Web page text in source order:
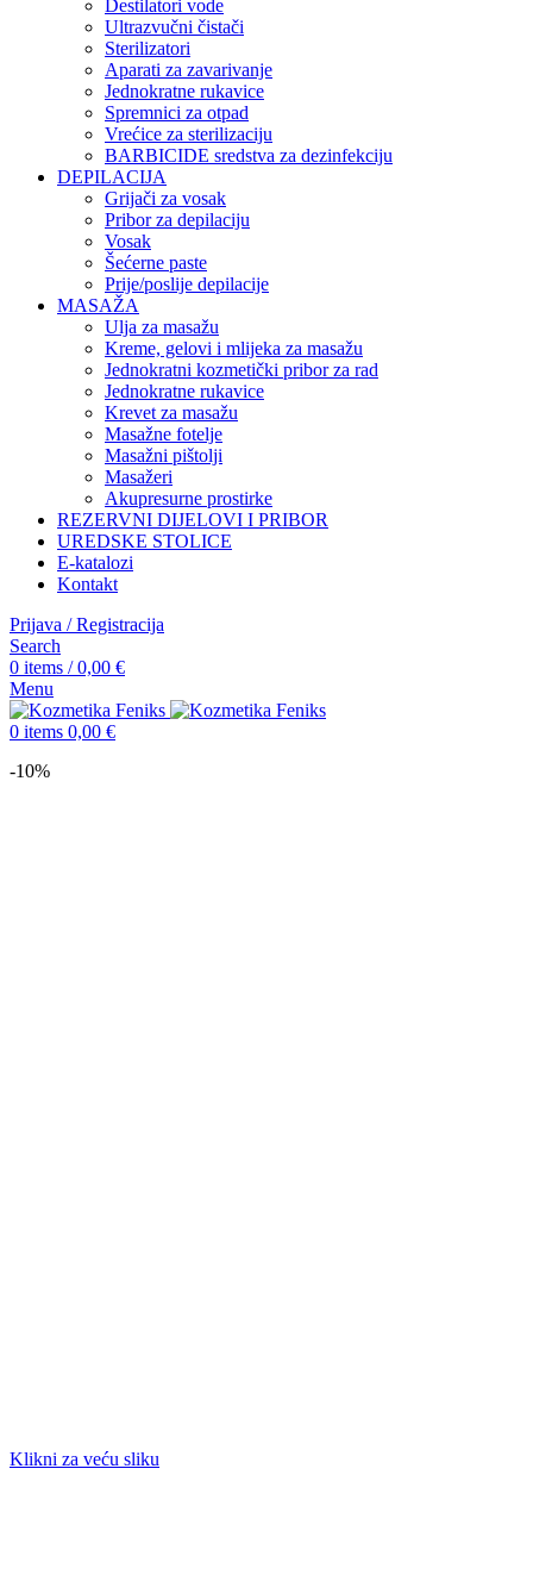
Destilatori vode
Ultrazvučni čistači
Sterilizatori
Aparati za zavarivanje
Jednokratne rukavice
Spremnici za otpad
Vrećice za sterilizaciju
BARBICIDE sredstva za dezinfekciju
DEPILACIJA
Grijači za vosak
Pribor za depilaciju
Vosak
Šećerne paste
Prije/poslije depilacije
MASAŽA
Ulja za masažu
Kreme, gelovi i mlijeka za masažu
Jednokratni kozmetički pribor za rad
Jednokratne rukavice
Krevet za masažu
Masažne fotelje
Masažni pištolji
Masažeri
Akupresurne prostirke
REZERVNI DIJELOVI I PRIBOR
UREDSKE STOLICE
E-katalozi
Kontakt
Prijava / Registracija
Search
0 items / 0,00 €
Menu
0 items 0,00 €
-10%
Klikni za veću sliku